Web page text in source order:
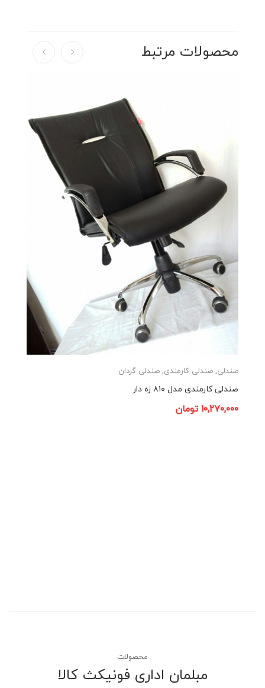
محصولات مرتبط
صندلی,صندلی کارمندی,صندلی گردان
صندلی کارمندی مدل ۸۱۰ زه دار
۱۰,۲۷۰,۰۰۰تومان
محصولات
مبلمان اداری فونیکث کالا